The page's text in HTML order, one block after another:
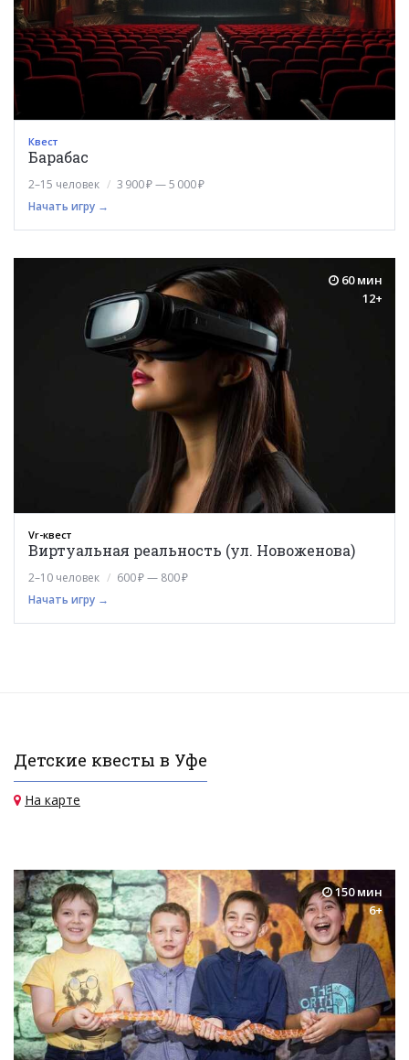
Квест
Барабас
2–15 человек
3 900 ₽ — 5 000 ₽
Начать игру →
60 мин
12+
Vr-квест
Виртуальная реальность (ул. Новоженова)
2–10 человек
600 ₽ — 800 ₽
Начать игру →
Детские квесты в Уфе
На карте
150 мин
6+